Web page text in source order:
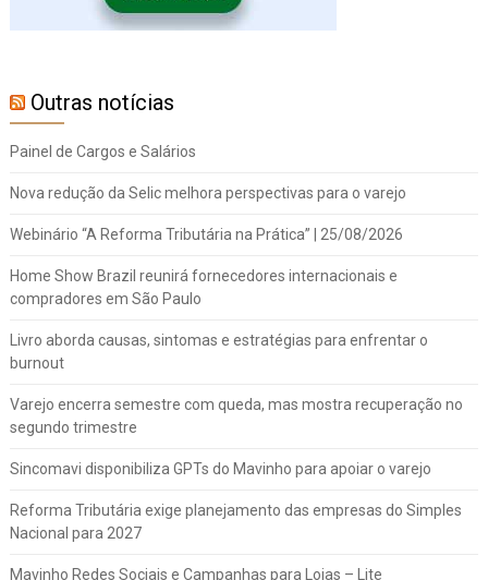
Outras notícias
Painel de Cargos e Salários
Nova redução da Selic melhora perspectivas para o varejo
Webinário “A Reforma Tributária na Prática” | 25/08/2026
Home Show Brazil reunirá fornecedores internacionais e
compradores em São Paulo
Livro aborda causas, sintomas e estratégias para enfrentar o
burnout
Varejo encerra semestre com queda, mas mostra recuperação no
segundo trimestre
Sincomavi disponibiliza GPTs do Mavinho para apoiar o varejo
Reforma Tributária exige planejamento das empresas do Simples
Nacional para 2027
Mavinho Redes Sociais e Campanhas para Lojas – Lite